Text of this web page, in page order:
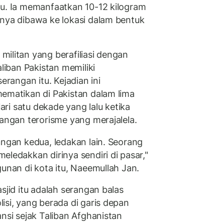
Ia memanfaatkan 10-12 kilogram
dibawa ke lokasi dalam bentuk
yang berafiliasi dengan
Pakistan memiliki
itu. Kejadian ini
di Pakistan dalam lima
satu dekade yang lalu ketika
terorisme yang merajalela.
kedua, ledakan lain. Seorang
dirinya sendiri di pasar,"
di kota itu, Naeemullah Jan.
itu adalah serangan balas
yang berada di garis depan
sejak Taliban Afghanistan